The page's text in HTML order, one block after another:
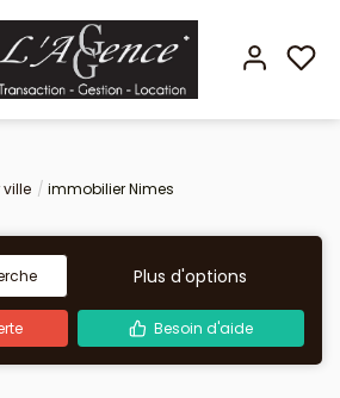
immobilier Nimes
Plus d'options
Besoin d'aide